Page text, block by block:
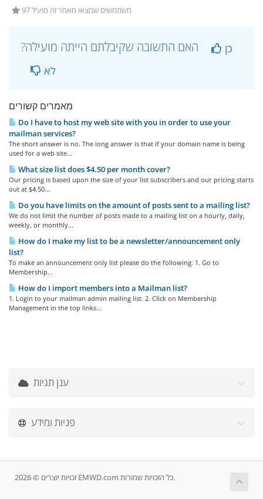
97 משתמשים שמצאו מאמר זה מועיל
כן
לא
מאמרים קשורים
Do I have to host my web site with you in order to use your
mailman services?
The short answer is no. The long answer is that if your domain name is being
used for a web site...
What size list does $4.50 per month cover?
Our pricing is based upon the size of your list subscribers and our pricing starts
out at $4.50...
Do you have limits on the amount of posts sent to a mailing list?
We do not limit the number of posts made to a mailing list on a hourly, daily,
weekly, or monthly...
How do I make my list to be a newsletter/announcement only
list?
To make an announcement only list please do the following: 1. Go to
Membership...
How do I import members into a Mailman list?
1. Login to your mailman admin mailing list. 2. Click on Membership
Management in the top links...
ענן תגיות
פניות ומידע
זכויות יוצרים © 2026 EMWD.com כל הזכויות שמורות.